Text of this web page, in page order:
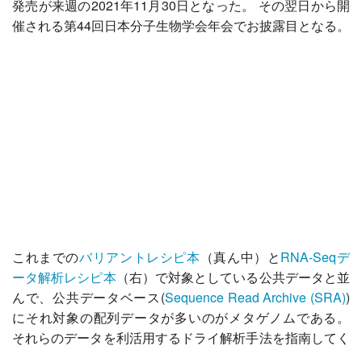
発売が来週の2021年11月30日となった。 その翌日から開
催される第44回日本分子生物学会年会でお披露目となる。
これまでのバリアントレシピ本 （真ん中）とRNA-Seqデ
ータ解析レシピ本（右）で対象としている公共データと並
んで、公共データベース(Sequence Read Archive (SRA))
にそれ対象の配列データが多いのがメタゲノムである。
それらのデータを利活用するドライ解析手法を指南してく